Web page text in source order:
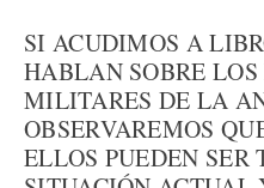
SI ACUDIMOS A
HABLAN SOBRE
MILITARES DE LA
OBSERVAREMOS
ELLOS PUEDEN